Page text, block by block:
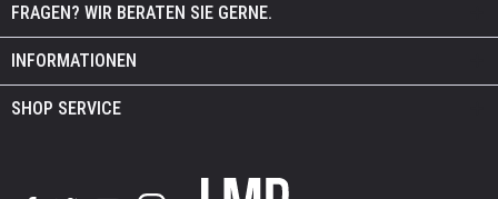
FRAGEN? WIR BERATEN SIE GERNE.
INFORMATIONEN
SHOP SERVICE